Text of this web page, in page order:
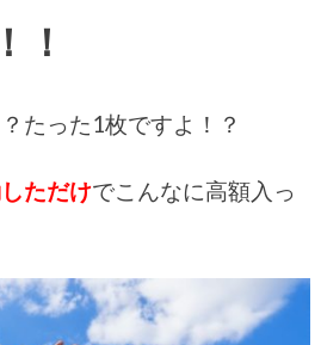
！
たった1枚ですよ！？
ただけでこんなに高額入っ